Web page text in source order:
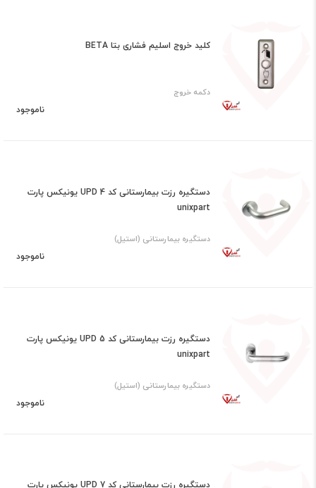
کلید خروج اسلیم فشاری بتا BETA
دکمه خروج
ناموجود
دستگیره رزت بیمارستانی کد UPD 4 یونیکس پارت
unixpart
دستگیره بیمارستانی (استیل)
ناموجود
دستگیره رزت بیمارستانی کد UPD 5 یونیکس پارت
unixpart
دستگیره بیمارستانی (استیل)
ناموجود
دستگیره رزت بیمارستانی کد UPD 7 یونیکس پارت